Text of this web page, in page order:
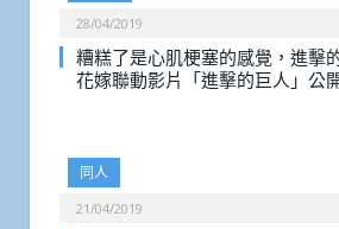
28/04/2019
糟糕了是心肌梗塞的感覺，進擊
花嫁聯動影片「進擊的巨人」公
同人
21/04/2019